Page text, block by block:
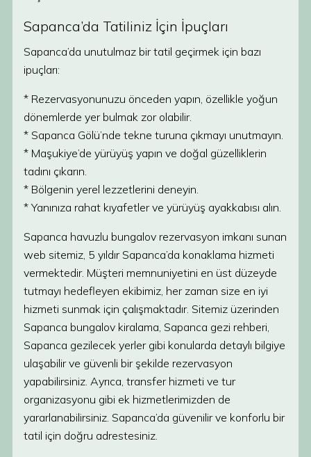
Sapanca’da Tatiliniz İçin İpuçları
Sapanca’da unutulmaz bir tatil geçirmek için bazı
ipuçları:
* Rezervasyonunuzu önceden yapın, özellikle yoğun
dönemlerde yer bulmak zor olabilir.
* Sapanca Gölü’nde tekne turuna çıkmayı unutmayın.
* Maşukiye’de yürüyüş yapın ve doğal güzelliklerin
tadını çıkarın.
* Bölgenin yerel lezzetlerini deneyin.
* Yanınıza rahat kıyafetler ve yürüyüş ayakkabısı alın.
Sapanca havuzlu bungalov rezervasyon imkanı sunan
web sitemiz, 5 yıldır Sapanca’da konaklama hizmeti
vermektedir. Müşteri memnuniyetini en üst düzeyde
tutmayı hedefleyen ekibimiz, her zaman size en iyi
hizmeti sunmak için çalışmaktadır. Sitemiz üzerinden
Sapanca bungalov kiralama, Sapanca gezi rehberi,
Sapanca gezilecek yerler gibi konularda detaylı bilgiye
ulaşabilir ve güvenli bir şekilde rezervasyon
yapabilirsiniz. Ayrıca, transfer hizmeti ve tur
organizasyonu gibi ek hizmetlerimizden de
yararlanabilirsiniz. Sapanca’da güvenilir ve konforlu bir
tatil için doğru adrestesiniz.